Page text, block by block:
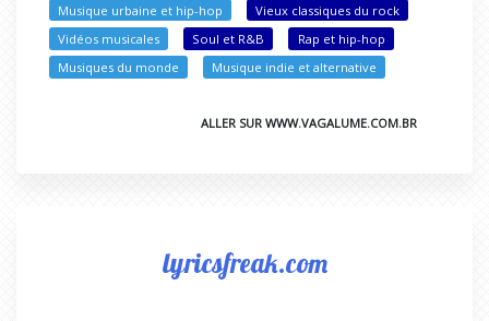
Musique urbaine et hip-hop
Vieux classiques du rock
Vidéos musicales
Soul et R&B
Rap et hip-hop
Musiques du monde
Musique indie et alternative
ALLER SUR WWW.VAGALUME.COM.BR
lyricsfreak.com